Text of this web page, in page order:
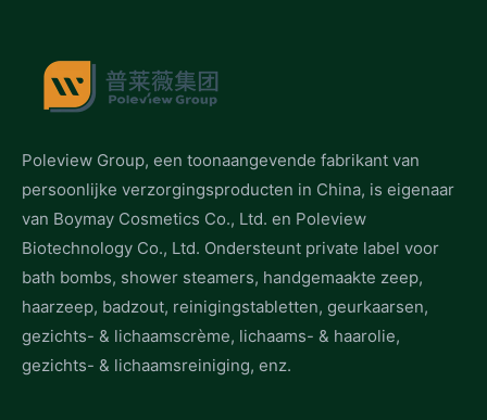
Poleview Group, een toonaangevende fabrikant van
persoonlijke verzorgingsproducten in China, is eigenaar
van Boymay Cosmetics Co., Ltd. en Poleview
Biotechnology Co., Ltd. Ondersteunt private label voor
bath bombs, shower steamers, handgemaakte zeep,
haarzeep, badzout, reinigingstabletten, geurkaarsen,
gezichts- & lichaamscrème, lichaams- & haarolie,
gezichts- & lichaamsreiniging, enz.